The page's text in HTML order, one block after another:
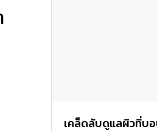
เคล็ดลับดูแลผิวที่บ